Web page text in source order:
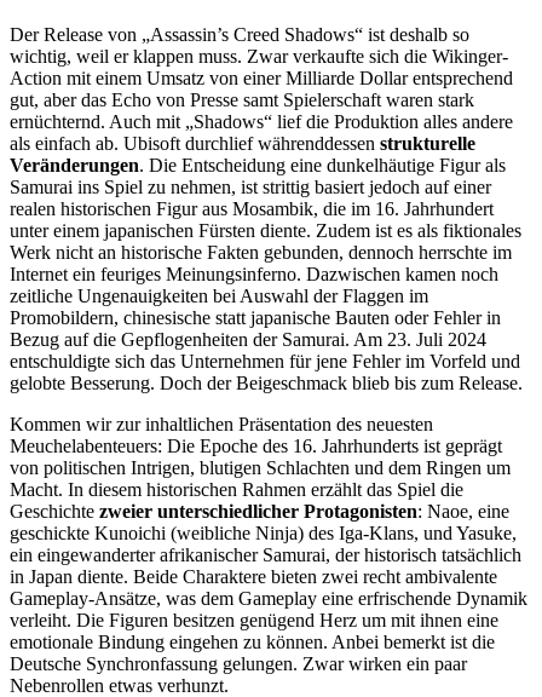
Der Release von „Assassin’s Creed Shadows“ ist deshalb so
wichtig, weil er klappen muss. Zwar verkaufte sich die Wikinger-
Action mit einem Umsatz von einer Milliarde Dollar entsprechend
gut, aber das Echo von Presse samt Spielerschaft waren stark
ernüchternd. Auch mit „Shadows“ lief die Produktion alles andere
als einfach ab. Ubisoft durchlief währenddessen strukturelle
Veränderungen. Die Entscheidung eine dunkelhäutige Figur als
Samurai ins Spiel zu nehmen, ist strittig basiert jedoch auf einer
realen historischen Figur aus Mosambik, die im 16. Jahrhundert
unter einem japanischen Fürsten diente. Zudem ist es als fiktionales
Werk nicht an historische Fakten gebunden, dennoch herrschte im
Internet ein feuriges Meinungsinferno. Dazwischen kamen noch
zeitliche Ungenauigkeiten bei Auswahl der Flaggen im
Promobildern, chinesische statt japanische Bauten oder Fehler in
Bezug auf die Gepflogenheiten der Samurai. Am 23. Juli 2024
entschuldigte sich das Unternehmen für jene Fehler im Vorfeld und
gelobte Besserung. Doch der Beigeschmack blieb bis zum Release.
Kommen wir zur inhaltlichen Präsentation des neuesten
Meuchelabenteuers: Die Epoche des 16. Jahrhunderts ist geprägt
von politischen Intrigen, blutigen Schlachten und dem Ringen um
Macht. In diesem historischen Rahmen erzählt das Spiel die
Geschichte zweier unterschiedlicher Protagonisten: Naoe, eine
geschickte Kunoichi (weibliche Ninja) des Iga-Klans, und Yasuke,
ein eingewanderter afrikanischer Samurai, der historisch tatsächlich
in Japan diente. Beide Charaktere bieten zwei recht ambivalente
Gameplay-Ansätze, was dem Gameplay eine erfrischende Dynamik
verleiht. Die Figuren besitzen genügend Herz um mit ihnen eine
emotionale Bindung eingehen zu können. Anbei bemerkt ist die
Deutsche Synchronfassung gelungen. Zwar wirken ein paar
Nebenrollen etwas verhunzt.